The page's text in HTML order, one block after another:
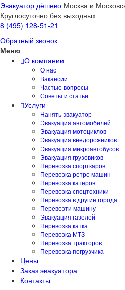
Эвакуатор дёшево Москва и
Круглосуточно без выходных
8 (495) 128-51-21
Обратный звонок
Меню
О компании
О нас
Вакансии
Частые вопросы
Советы и статьи
Услуги
Нанять эвакуатор
Эвакуация автомобилей
Эвакуация мотоциклов
Эвакуация внедорожников
Эвакуация микроавтобусов
Эвакуация грузовиков
Перевозка спорткаров
Перевозка ретро машин
Перевозка катеров
Перевозка спецтехники
Перевозка в другие города
Перевезти машину
Эвакуация газелей
Перевозка катка
Перевозка МТЗ
Перевозка тракторов
Перевозка погрузчика
Цены
Заказ эвакуатора
Контакты